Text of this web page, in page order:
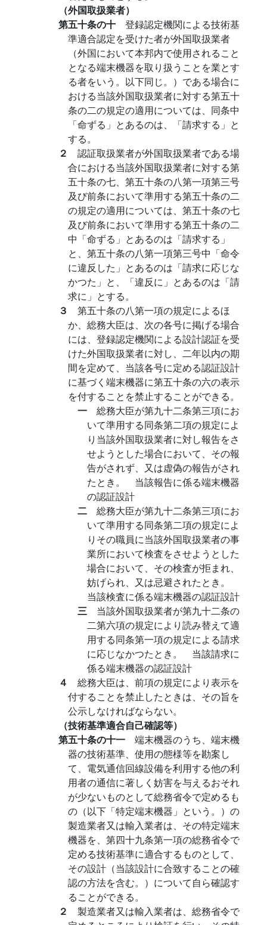
（外国取扱業者）
第五十条の十 登録認定機関による技術基
準適合認定を受けた者が外国取扱業者
（外国において本邦内で使用されること
となる端末機器を取り扱うことを業とす
る者をいう。以下同じ。）である場合に
おける当該外国取扱業者に対する第五十
条の二の規定の適用については、同条中
「命ずる」とあるのは、「請求する」と
する。
２ 認証取扱業者が外国取扱業者である場
合における当該外国取扱業者に対する第
五十条の七、第五十条の八第一項第三号
及び前条において準用する第五十条の二
の規定の適用については、第五十条の七
及び前条において準用する第五十条の二
中「命ずる」とあるのは「請求する」
と、第五十条の八第一項第三号中「命令
に違反した」とあるのは「請求に応じな
かつた」と、「違反に」とあるのは「請
求に」とする。
３ 第五十条の八第一項の規定によるほ
か、総務大臣は、次の各号に掲げる場合
には、登録認定機関による設計認証を受
けた外国取扱業者に対し、二年以内の期
間を定めて、当該各号に定める認証設計
に基づく端末機器に第五十条の六の表示
を付することを禁止することができる。
一 総務大臣が第九十二条第三項にお
いて準用する同条第二項の規定によ
り当該外国取扱業者に対し報告をさ
せようとした場合において、その報
告がされず、又は虚偽の報告がされ
たとき。 当該報告に係る端末機器
の認証設計
二 総務大臣が第九十二条第三項にお
いて準用する同条第二項の規定によ
りその職員に当該外国取扱業者の事
業所において検査をさせようとした
場合において、その検査が拒まれ、
妨げられ、又は忌避されたとき。
当該検査に係る端末機器の認証設計
三 当該外国取扱業者が第九十二条の
二第六項の規定により読み替えて適
用する同条第一項の規定による請求
に応じなかつたとき。 当該請求に
係る端末機器の認証設計
４ 総務大臣は、前項の規定により表示を
付することを禁止したときは、その旨を
公示しなければならない。
（技術基準適合自己確認等）
第五十条の十一 端末機器のうち、端末機
器の技術基準、使用の態様等を勘案し
て、電気通信回線設備を利用する他の利
用者の通信に著しく妨害を与えるおそれ
が少ないものとして総務省令で定めるも
の（以下「特定端末機器」という。）の
製造業者又は輸入業者は、その特定端末
機器を、第四十九条第一項の総務省令で
定める技術基準に適合するものとして、
その設計（当該設計に合致することの確
認の方法を含む。）について自ら確認す
ることができる。
２ 製造業者又は輸入業者は、総務省令で